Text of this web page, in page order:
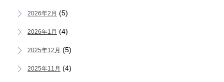
2026年2月 (5)
2026年1月 (4)
2025年12月 (5)
2025年11月 (4)